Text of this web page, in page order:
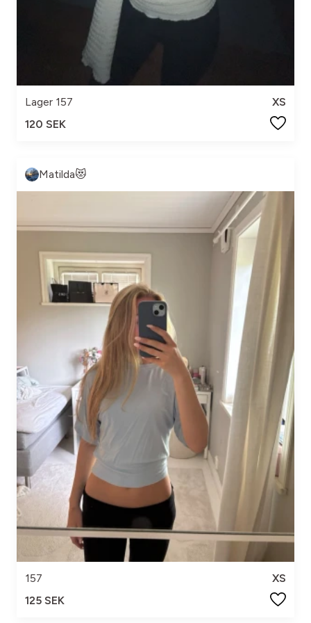
Lager 157
XS
120 SEK
Matilda😻
157
XS
125 SEK